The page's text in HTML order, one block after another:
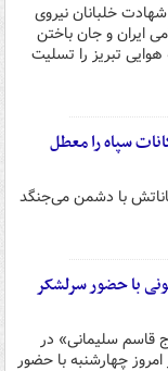
خلبانان نیروی
ایران و جان باختن
تبریز را تسلیت
سپاه را معطل
با دشمن می‌جنگد
با حضور سرلشکر
سلیمانی» در
چهارشنبه با حضور